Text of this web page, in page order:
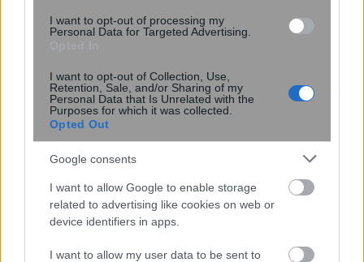
I want to opt-out of processing my
Personal Data for Targeted Advertising.
I want to opt-out of Collection, Use,
Retention, Sale, and/or Sharing of my
Personal Data that Is Unrelated with the
Purposes for which it was collected.
Opted Out
Google consents
I want to allow Google to enable storage
related to advertising like cookies on web or
device identifiers in apps.
I want to allow my user data to be sent to
Miranda Kerr: Η περίεργη διατροφή
που ακολουθεί το supermodel για να
διατηρείται πάντα αδύνατη: «Τρώω
ελάφι και βίσονα για ...